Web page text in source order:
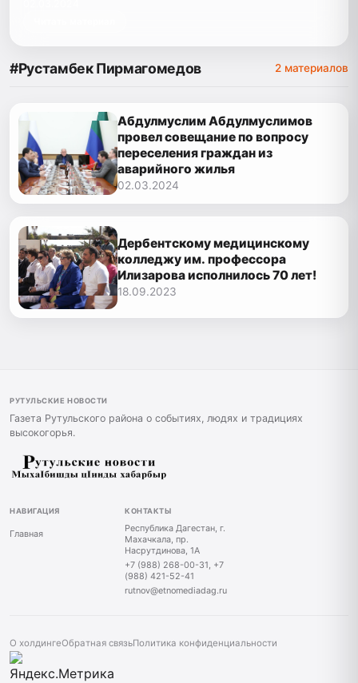
#Рустамбек Пирмагомедов 2 материалов
Абдулмуслим Абдулмуслимов
провел совещание по вопросу
переселения граждан из
аварийного жилья
02.03.2024
Дербентскому медицинскому
колледжу им. профессора
Илизарова исполнилось 70 лет!
18.09.2023
РУТУЛЬСКИЕ НОВОСТИ
Газета Рутульского района о событиях, людях и традициях
высокогорья.
НАВИГАЦИЯ
Главная
КОНТАКТЫ
Республика Дагестан, г.
Махачкала, пр.
Насрутдинова, 1А
+7 (988) 268-00-31, +7
(988) 421-52-41
rutnov@etnomediadag.ru
О холдингеОбратная связьПолитика конфиденциальности